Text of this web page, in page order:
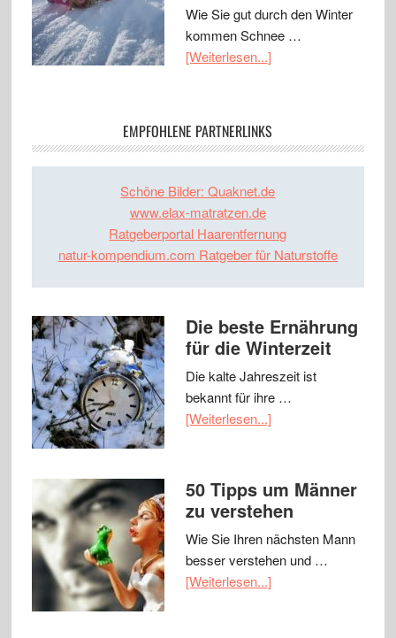
Wie Sie gut durch den Winter
kommen Schnee …
[Weiterlesen...]
EMPFOHLENE PARTNERLINKS
Schöne Bilder: Quaknet.de
www.elax-matratzen.de
Ratgeberportal Haarentfernung
natur-kompendium.com Ratgeber für Naturstoffe
Die beste Ernährung
für die Winterzeit
Die kalte Jahreszeit ist
bekannt für ihre …
[Weiterlesen...]
50 Tipps um Männer
zu verstehen
Wie Sie Ihren nächsten Mann
besser verstehen und …
[Weiterlesen...]